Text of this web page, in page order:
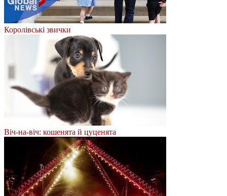
Королівські звички
Віч-на-віч: кошенята й цуценята